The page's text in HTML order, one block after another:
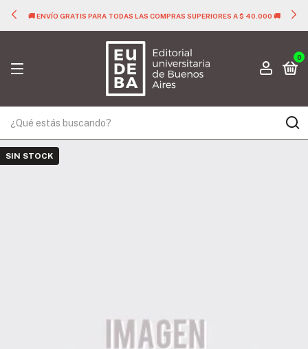
🚚 ENVÍO GRATIS PARA TODAS LAS COMPRAS SUPERIORES A $ 40.000 🚚
0
SIN STOCK